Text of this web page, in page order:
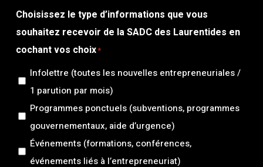
Choisissez le type d’informations que vous
souhaitez recevoir de la SADC des Laurentides en
cochant vos choix*
Infolettre (toutes les nouvelles entrepreneuriales /
1 parution par mois)
Programmes ponctuels (subventions, programmes
gouvernementaux, aide d’urgence)
Événements (formations, conférences,
événements liés à l’entrepreneuriat)